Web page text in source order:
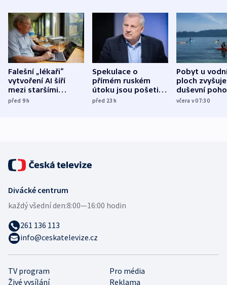
Falešní „lékaři“
vytvoření AI šíří
mezi staršími
Poláky nebezpečné
před 9h
Spekulace o
přímém ruském
útoku jsou pošetilé,
míní estonský
před 23h
Pobyt u
ploch zvyšuje
duševní
ukázala
včera v 07:30
TV program
Pro média
Živé vysílání
Reklama
Divácké centrum
každý všední den:8:00—16:00 hodin
261 136 113
info@ceskatelevize.cz